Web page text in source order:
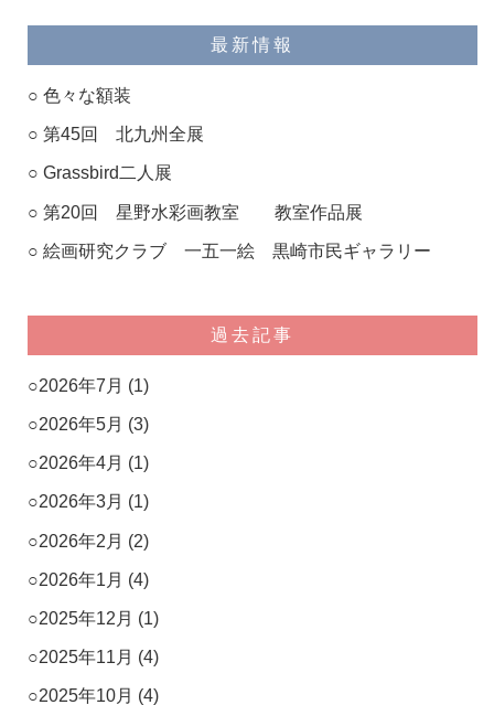
最新情報
色々な額装
第45回 北九州全展
Grassbird二人展
第20回 星野水彩画教室 教室作品展
絵画研究クラブ 一五一絵 黒崎市民ギャラリー
過去記事
2026年7月 (1)
2026年5月 (3)
2026年4月 (1)
2026年3月 (1)
2026年2月 (2)
2026年1月 (4)
2025年12月 (1)
2025年11月 (4)
2025年10月 (4)